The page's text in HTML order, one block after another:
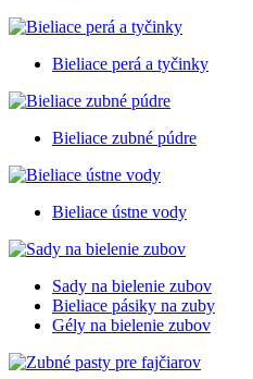
Bieliace perá a tyčinky
Bieliace zubné púdre
Bieliace ústne vody
Sady na bielenie zubov
Bieliace pásiky na zuby
Gély na bielenie zubov